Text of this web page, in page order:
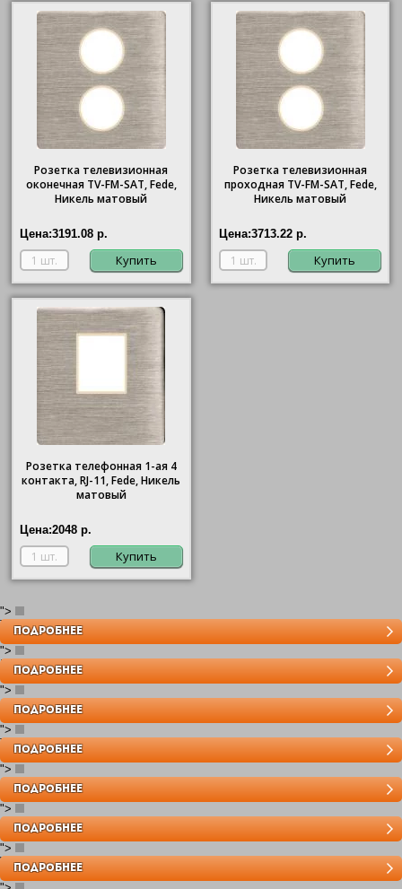
Розетка телевизионная
оконечная ТV-FМ-SАТ, Fede,
Никель матовый
Цена:3191.08 р.
Купить
Розетка телевизионная
проходная ТV-FМ-SАТ, Fede,
Никель матовый
Цена:3713.22 р.
Купить
Розетка телефонная 1-ая 4
контакта, RJ-11, Fede, Никель
матовый
Цена:2048 р.
Купить
">
Toledo
ПОДРОБНЕЕ
">
Emporio
ПОДРОБНЕЕ
">
Sanremo
ПОДРОБНЕЕ
">
Toscana Palace
ПОДРОБНЕЕ
">
Smalto Italiano
ПОДРОБНЕЕ
">
Crystal De Luxe
ПОДРОБНЕЕ
">
Vintage Tapestry
ПОДРОБНЕЕ